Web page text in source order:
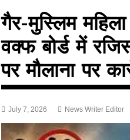
गैर-मुस्लिम
वक्फ बोर्ड में
पर मौलाना पर
July 7, 2026 News Writer Editor